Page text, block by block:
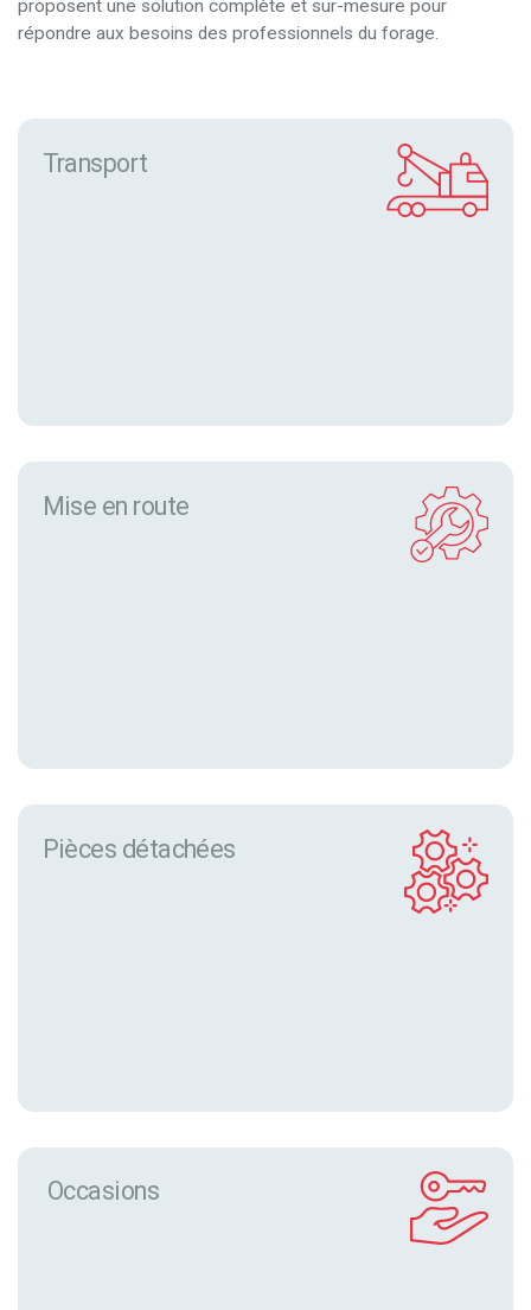
proposent une solution complète et sur-mesure pour
répondre aux besoins des professionnels du forage.
Transport
Mise en route
Pièces détachées
Occasions